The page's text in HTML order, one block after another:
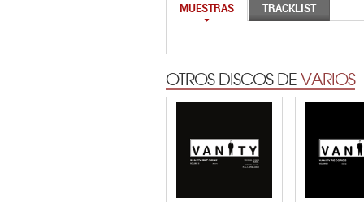
MUESTRAS TRACKLIST
OTROS DISCOS DEVARIOS